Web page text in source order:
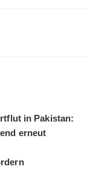
in Pakistan:
erneut